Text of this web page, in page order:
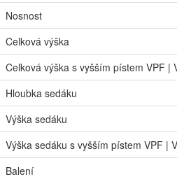
Nosnost
Celková výška
Celková výška s vyšším pístem VPF |
Hloubka sedáku
Výška sedáku
Výška sedáku s vyšším pístem VPF |
Balení